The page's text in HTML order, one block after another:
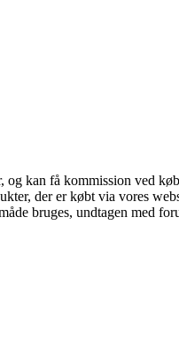
kan få kommission ved
der er købt via vores
bruges, undtagen med